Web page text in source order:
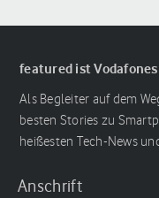
featured ist
Als Begleiter auf dem
besten Stories zu
heißesten Tech-News
Anschrift